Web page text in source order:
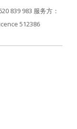
839 983 服务方：
512386